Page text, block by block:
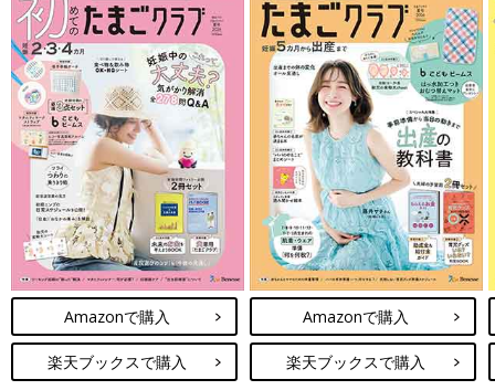
Amazonで購入
楽天ブックスで購入
Amazonで購入
楽天ブックスで購入